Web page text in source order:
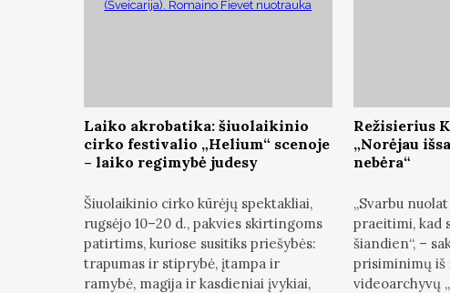
Laiko akrobatika: šiuolaikinio
cirko festivalio „Helium“ scenoje
– laiko regimybė judesy
Šiuolaikinio cirko kūrėjų spektakliai,
rugsėjo 10–20 d., pakvies skirtingoms
patirtims, kuriose susitiks priešybės:
trapumas ir stiprybė, įtampa ir
ramybė, magija ir kasdieniai įvykiai,
Režisierius
„Norėjau
nebėra“
„Svarbu
praeitimi, kad
šiandien“, –
prisiminimų iš
videoarchyvų